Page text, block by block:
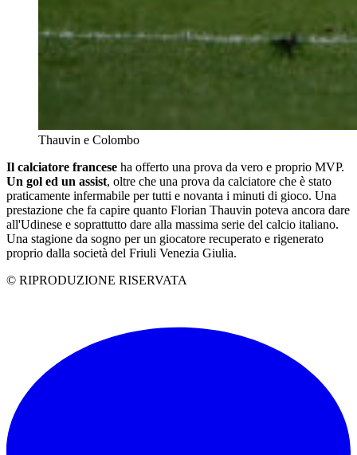
Thauvin e Colombo
Il calciatore francese ha offerto una prova da vero e proprio MVP.
Un gol ed un assist, oltre che una prova da calciatore che è stato
praticamente infermabile per tutti e novanta i minuti di gioco. Una
prestazione che fa capire quanto Florian Thauvin poteva ancora dare
all'Udinese e soprattutto dare alla massima serie del calcio italiano.
Una stagione da sogno per un giocatore recuperato e rigenerato
proprio dalla società del Friuli Venezia Giulia.
© RIPRODUZIONE RISERVATA